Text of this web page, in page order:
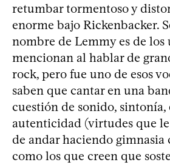
retumbar tormentoso y
enorme bajo Rickenbacker.
nombre de Lemmy es de los
mencionan al hablar de
rock, pero fue uno de esos
saben que cantar en una
cuestión de sonido, sintonía,
autenticidad (virtudes que
de andar haciendo gimnasia
como los que creen que